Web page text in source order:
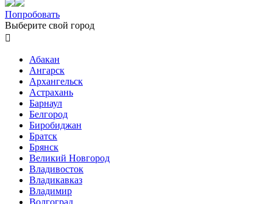
Попробовать
Выберите свой город

Абакан
Ангарск
Архангельск
Астрахань
Барнаул
Белгород
Биробиджан
Братск
Брянск
Великий Новгород
Владивосток
Владикавказ
Владимир
Волгоград